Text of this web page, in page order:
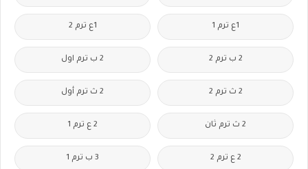
1ع ترم 1 1ع ترم 2
2 ب ترم 2 2 ب ترم اول
2 ث ترم 2 2 ث ترم أول
2 ث ترم ثان 2 ع ترم 1
2 ع ترم 2 3 ب ترم 1